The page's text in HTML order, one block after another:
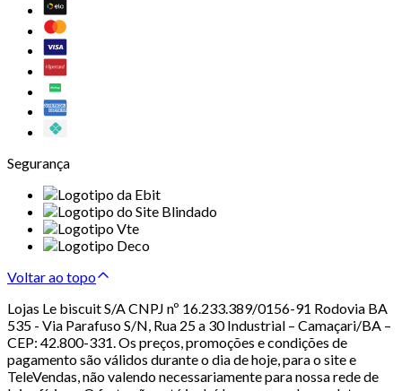
Segurança
Voltar ao topo
Lojas Le biscuit S/A CNPJ nº 16.233.389/0156-91 Rodovia BA
535 - Via Parafuso S/N, Rua 25 a 30 Industrial – Camaçari/BA –
CEP: 42.800-331. Os preços, promoções e condições de
pagamento são válidos durante o dia de hoje, para o site e
TeleVendas, não valendo necessariamente para nossa rede de